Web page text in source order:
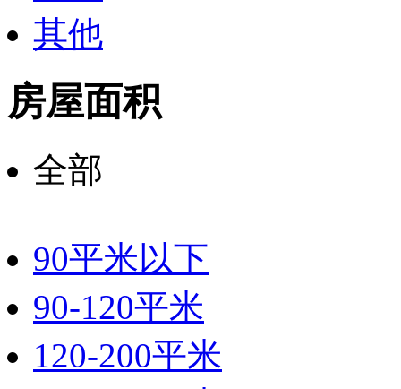
其他
房屋面积
全部
90平米以下
90-120平米
120-200平米